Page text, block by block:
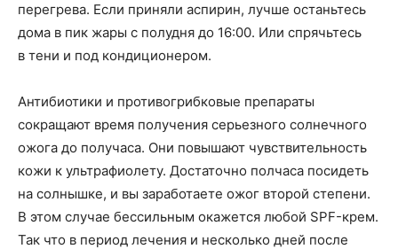
перегрева. Если приняли аспирин, лучше останьтесь
дома в пик жары с полудня до 16:00. Или спрячьтесь
в тени и под кондиционером.
Антибиотики и противогрибковые препараты
сокращают время получения серьезного солнечного
ожога до получаса. Они повышают чувствительность
кожи к ультрафиолету. Достаточно полчаса посидеть
на солнышке, и вы заработаете ожог второй степени.
В этом случае бессильным окажется любой SPF-крем.
Так что в период лечения и несколько дней после